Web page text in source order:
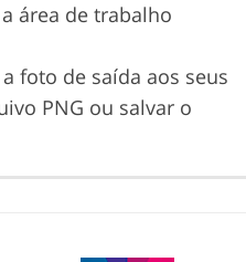
área de trabalho
foto de saída aos seus
PNG ou salvar o